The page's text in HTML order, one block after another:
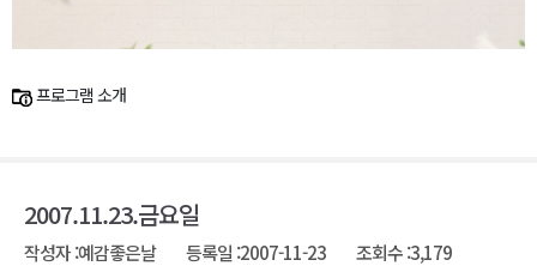
프로그램 소개
2007.11.23.금요일
작성자 :예감좋은날 등록일 :2007-11-23 조회수 :3,179